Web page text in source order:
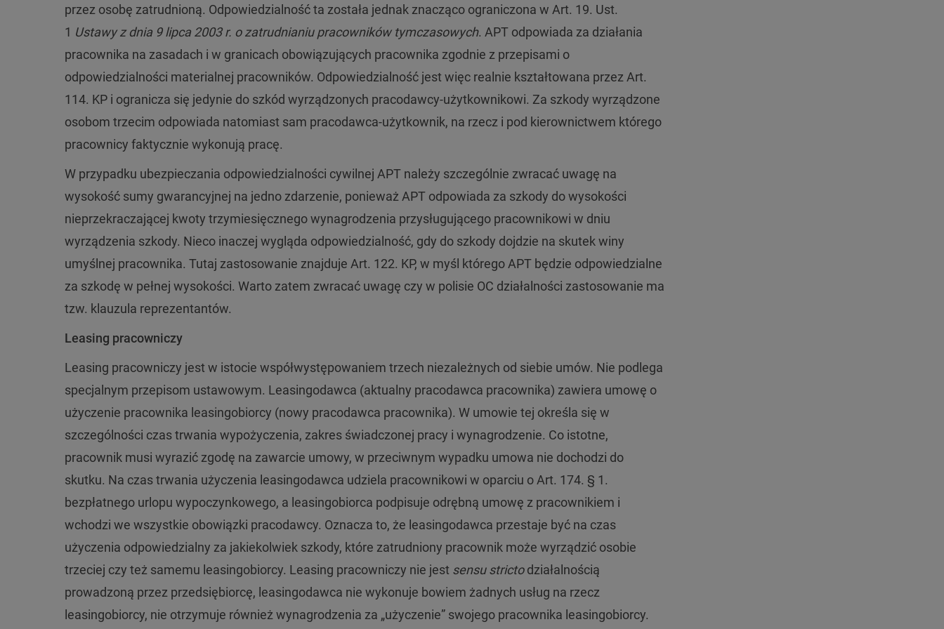
przez osobę zatrudnioną. Odpowiedzialność ta została jednak znacząco ograniczona w Art. 19. Ust.
1 Ustawy z dnia 9 lipca 2003 r. o zatrudnianiu pracowników tymczasowych. APT odpowiada za działania
pracownika na zasadach i w granicach obowiązujących pracownika zgodnie z przepisami o
odpowiedzialności materialnej pracowników. Odpowiedzialność jest więc realnie kształtowana przez Art.
114. KP i ogranicza się jedynie do szkód wyrządzonych pracodawcy-użytkownikowi. Za szkody wyrządzone
osobom trzecim odpowiada natomiast sam pracodawca-użytkownik, na rzecz i pod kierownictwem którego
pracownicy faktycznie wykonują pracę.
W przypadku ubezpieczania odpowiedzialności cywilnej APT należy szczególnie zwracać uwagę na
wysokość sumy gwarancyjnej na jedno zdarzenie, ponieważ APT odpowiada za szkody do wysokości
nieprzekraczającej kwoty trzymiesięcznego wynagrodzenia przysługującego pracownikowi w dniu
wyrządzenia szkody. Nieco inaczej wygląda odpowiedzialność, gdy do szkody dojdzie na skutek winy
umyślnej pracownika. Tutaj zastosowanie znajduje Art. 122. KP, w myśl którego APT będzie odpowiedzialne
za szkodę w pełnej wysokości. Warto zatem zwracać uwagę czy w polisie OC działalności zastosowanie ma
tzw. klauzula reprezentantów.
Leasing pracowniczy
Leasing pracowniczy jest w istocie współwystępowaniem trzech niezależnych od siebie umów. Nie podlega
specjalnym przepisom ustawowym. Leasingodawca (aktualny pracodawca pracownika) zawiera umowę o
użyczenie pracownika leasingobiorcy (nowy pracodawca pracownika). W umowie tej określa się w
szczególności czas trwania wypożyczenia, zakres świadczonej pracy i wynagrodzenie. Co istotne,
pracownik musi wyrazić zgodę na zawarcie umowy, w przeciwnym wypadku umowa nie dochodzi do
skutku. Na czas trwania użyczenia leasingodawca udziela pracownikowi w oparciu o Art. 174. § 1.
bezpłatnego urlopu wypoczynkowego, a leasingobiorca podpisuje odrębną umowę z pracownikiem i
wchodzi we wszystkie obowiązki pracodawcy. Oznacza to, że leasingodawca przestaje być na czas
użyczenia odpowiedzialny za jakiekolwiek szkody, które zatrudniony pracownik może wyrządzić osobie
trzeciej czy też samemu leasingobiorcy. Leasing pracowniczy nie jest sensu strictodziałalnością
prowadzoną przez przedsiębiorcę, leasingodawca nie wykonuje bowiem żadnych usług na rzecz
leasingobiorcy, nie otrzymuje również wynagrodzenia za „użyczenie” swojego pracownika leasingobiorcy.